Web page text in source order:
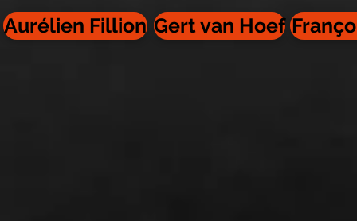
Aurélien Fillion Gert van Hoef